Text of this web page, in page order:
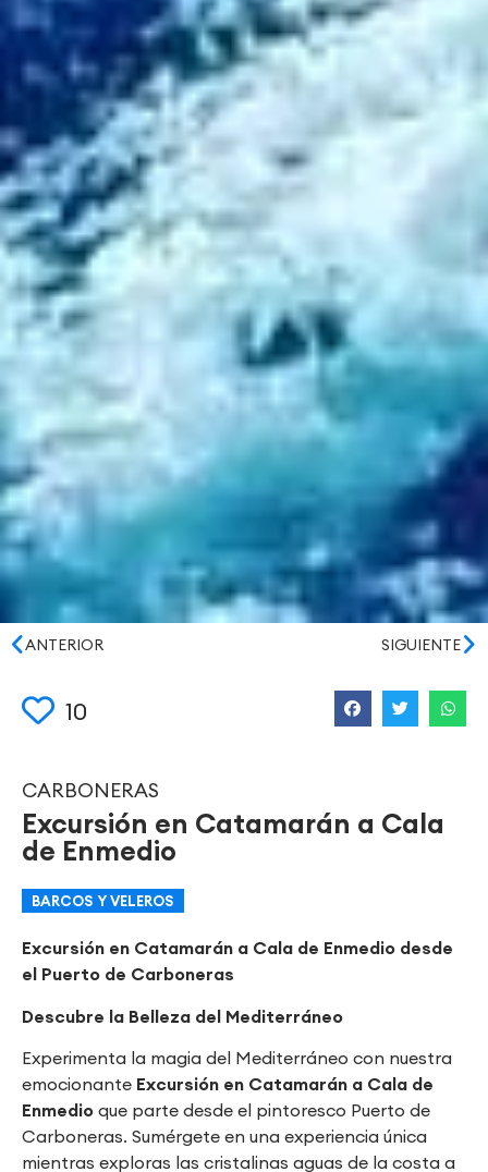
ANTERIOR SIGUIENTE
10
CARBONERAS
Excursión en Catamarán a Cala
de Enmedio
BARCOS Y VELEROS
Excursión en Catamarán a Cala de Enmedio desde
el Puerto de Carboneras
Descubre la Belleza del Mediterráneo
Experimenta la magia del Mediterráneo con nuestra
emocionante Excursión en Catamarán a Cala de
Enmedio que parte desde el pintoresco Puerto de
Carboneras. Sumérgete en una experiencia única
mientras exploras las cristalinas aguas de la costa a